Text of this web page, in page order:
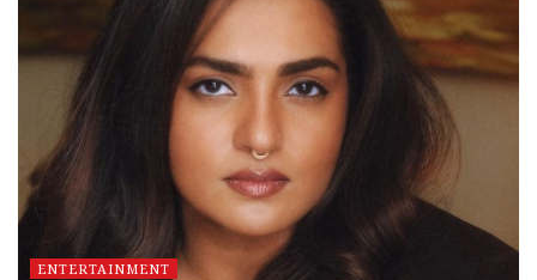
ENTERTAINMENT